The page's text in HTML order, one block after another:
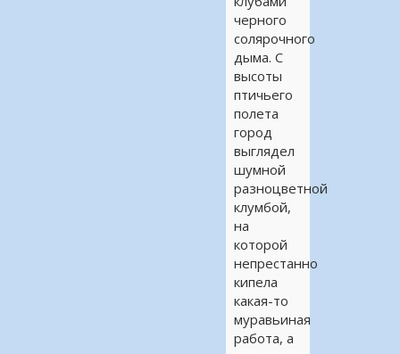
черного
солярочного
дыма. С
высоты
птичьего
полета
город
выглядел
шумной
разноцветной
клумбой,
на
которой
непрестанно
кипела
какая-то
муравьиная
работа, а